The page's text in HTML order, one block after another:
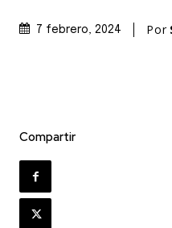
7 febrero, 2024 Por
Compartir